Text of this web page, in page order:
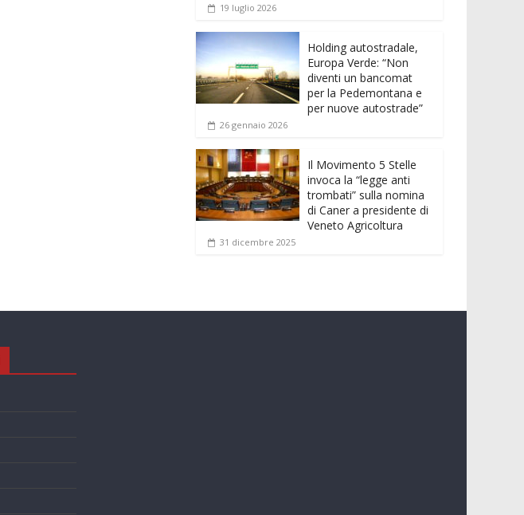
19 luglio 2026
Holding autostradale,
Europa Verde: “Non
diventi un bancomat
per la Pedemontana e
per nuove autostrade”
26 gennaio 2026
Il Movimento 5 Stelle
invoca la “legge anti
trombati” sulla nomina
di Caner a presidente di
Veneto Agricoltura
31 dicembre 2025